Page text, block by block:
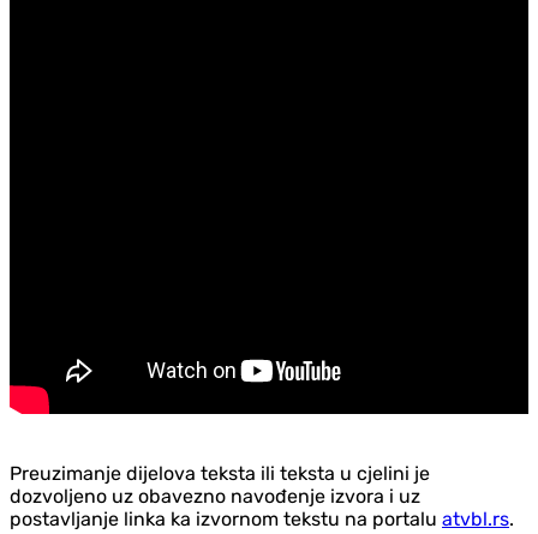
Preuzimanje dijelova teksta ili teksta u cjelini je
dozvoljeno uz obavezno navođenje izvora i uz
postavljanje linka ka izvornom tekstu na portalu atvbl.rs.